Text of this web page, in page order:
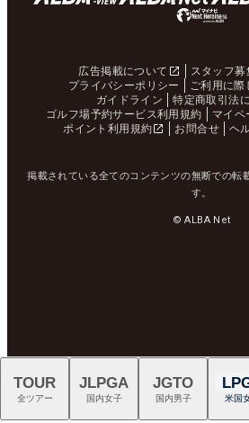
広告掲載について スタッフ募
プライバシーポリシー
ご利用に際
ガイドライン
特定商取引法
ゴルフ場予約サービス利用規約
マイペ
ポイント利用規約
お問合せ ヘ
掲載されている全てのコンテンツの無断での転
す。
© ALBA Net
TOUR
全ツアー
JLPGA
国内女子
JGTO
国内男子 米国